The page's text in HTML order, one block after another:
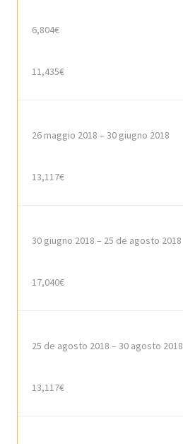
6,804€
11,435€
26 maggio 2018 – 30 giugno 2018
13,117€
30 giugno 2018 – 25 de agosto 2018
17,040€
25 de agosto 2018 – 30 agosto 2018
13,117€